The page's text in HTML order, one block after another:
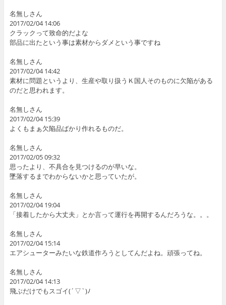
名無しさん
2017/02/04 14:06
クラックって致命的だよな
部品に出たという事は素材からダメという事ですね
名無しさん
2017/02/04 14:42
素材に問題というより、生産や取り扱うＫ国人そのものに欠陥がある
のだと思われます。
名無しさん
2017/02/04 15:39
よくもまぁ欠陥品ばかり作れるものだ。
名無しさん
2017/02/05 09:32
思ったより、不具合を見つけるのが早いな。
墜落するまでわからないかと思っていたが。
名無しさん
2017/02/04 19:04
「接着したから大丈夫」とか言って運行を再開するんだろうな。。。
名無しさん
2017/02/04 15:14
エアシューターみたいな鉄道作ろうとしてんだよね。頑張ってね。
名無しさん
2017/02/04 14:13
飛ぶだけでもスゴイ(´▽`)ﾉ